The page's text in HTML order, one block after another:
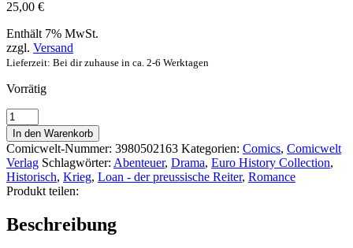
25,00 €
Enthält 7% MwSt.
zzgl. Versand
Lieferzeit: Bei dir zuhause in ca. 2-6 Werktagen
Vorrätig
Euro-
History-
Collection:
Loan
1
-
Mondkrieg
Neuauflage)
In den Warenkorb
Comicwelt-Nummer: 3980502163 Kategorien: Comics, Comicwelt
Verlag Schlagwörter: Abenteuer, Drama, Euro History Collection,
Historisch, Krieg, Loan - der preussische Reiter, Romance
Produkt teilen:
Beschreibung